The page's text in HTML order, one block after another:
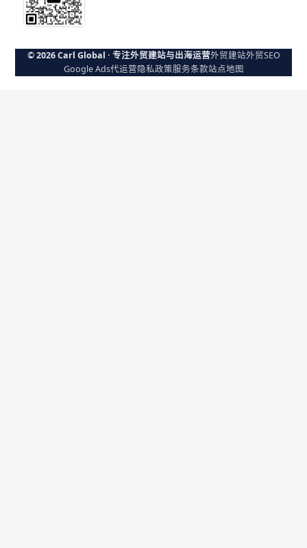
© 2026 Carl Global · 专注外贸建站与出海运营外贸建站外贸SEO
Google Ads代运营隐私政策服务条款站点地图